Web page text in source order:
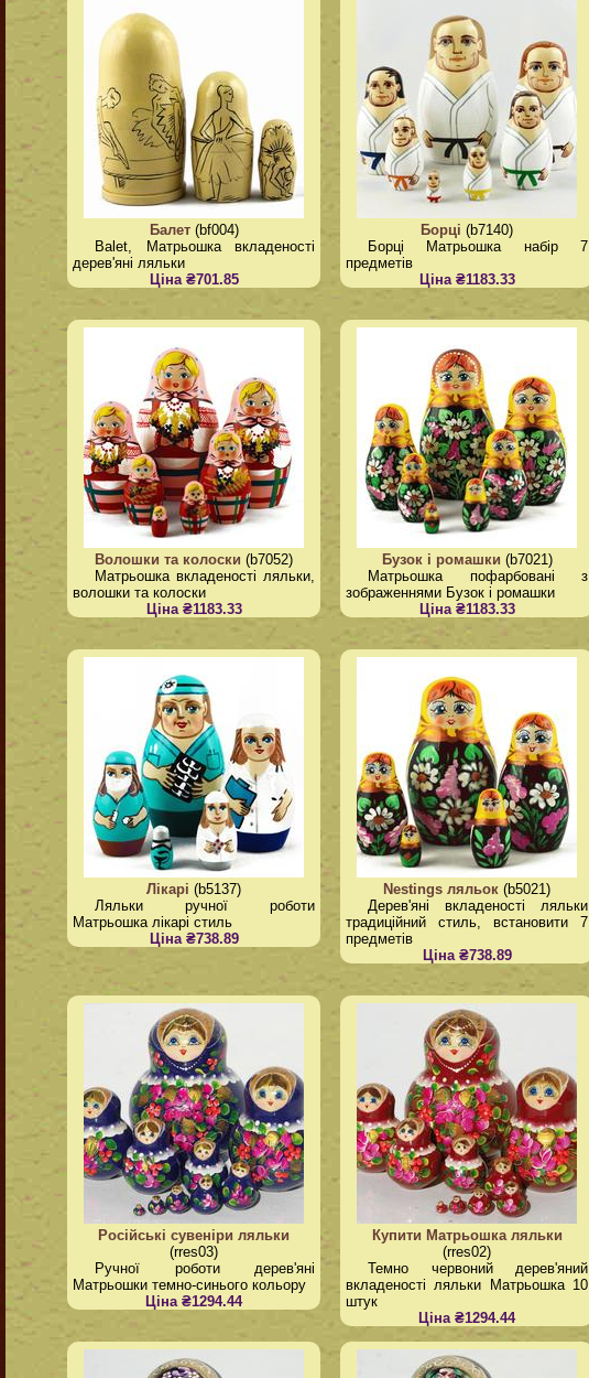
Балет(bf004)
Balet, Матрьошка вкладеності
дерев'яні ляльки
Ціна ₴701.85
Борці (b7140)
Борці Матрьошка набір 7
предметів
Ціна ₴1183.33
Волошки та колоски (b7052)
Матрьошка вкладеності ляльки,
волошки та колоски
Ціна ₴1183.33
Бузок і ромашки (b7021)
Матрьошка пофарбовані з
зображеннями Бузок і ромашки
Ціна ₴1183.33
Лікарі (b5137)
Ляльки ручної роботи
Матрьошка лікарі стиль
Ціна ₴738.89
Nestings ляльок (b5021)
Дерев'яні вкладеності ляльки
традиційний стиль, встановити 7
предметів
Ціна ₴738.89
Російські сувеніри ляльки
(rres03)
Ручної роботи дерев'яні
Матрьошки темно-синього кольору
Ціна ₴1294.44
Купити Матрьошка ляльки
(rres02)
Темно червоний дерев'яний
вкладеності ляльки Матрьошка 10
штук
Ціна ₴1294.44